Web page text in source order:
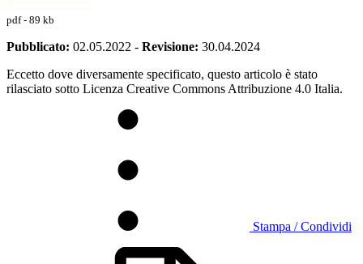
pdf - 89 kb
Pubblicato: 02.05.2022 - Revisione: 30.04.2024
Eccetto dove diversamente specificato, questo articolo è stato
rilasciato sotto Licenza Creative Commons Attribuzione 4.0 Italia.
Stampa / Condividi